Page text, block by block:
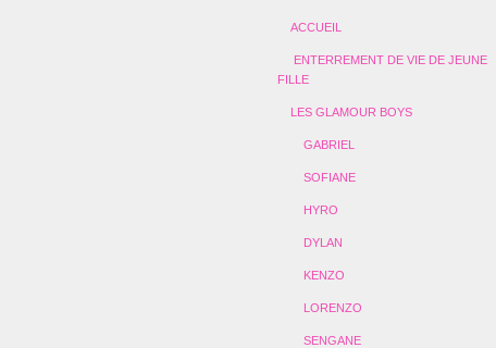
ACCUEIL
ENTERREMENT DE VIE DE JEUNE
FILLE
LES GLAMOUR BOYS
GABRIEL
SOFIANE
HYRO
DYLAN
KENZO
LORENZO
SENGANE